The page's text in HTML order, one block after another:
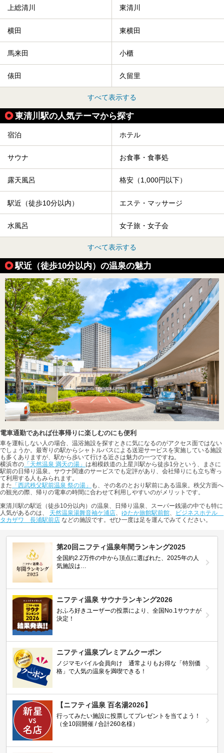
上総清川 東清川
横田 東横田
馬来田 小櫃
俵田 久留里
すべて表示する
東清川駅の人気テーマから探す
宿泊 ホテル
サウナ お食事・食事処
露天風呂 格安（1,000円以下）
駅近（徒歩10分以内） エステ・マッサージ
水風呂 女子旅・女子会
すべて表示する
駅近（徒歩10分以内）の温泉の魅力
電車通勤であれば仕事帰りに楽しむのにも便利
車を運転しない人の場合、温浴施設を探すときに気になるのがアクセス面ではない
でしょうか。最寄りの駅からシャトルバスによる送迎サービスを実施している施設
も多くありますが、駅から歩いて行ける近さは魅力の一つですね。
横浜市の 「天然温泉 満天の湯」 は相模鉄道の上星川駅から徒歩1分という、まさに
駅前の日帰り温泉。サウナ関連のサービスでも定評があり、会社帰りにも立ち寄っ
て利用する人もみられます。
また 「西武秩父駅前温泉 祭の湯」
も、その名のとおり駅前にある温泉。秩父方面へ
の観光の際、帰りの電車の時間に合わせて利用しやすいのがメリットです。
東清川駅の駅近（徒歩10分以内）の温泉、日帰り温泉、スーパー銭湯の中でも特に
人気があるのは、 天然温泉湯舞音袖ケ浦店、 ゆたか旅館駅前館、
ビジネスホテル
タカザワ 長浦駅前店 などの施設です。ぜひ一度は足を運んでみてください。
第20回ニフティ温泉年間ランキング2025
全国約2.2万件の中から頂点に選ばれた、2025年の人
気施設は…
ニフティ温泉 サウナランキング2026
おふろ好きユーザーの投票により、全国No.1サウナが
決定！
ニフティ温泉プレミアムクーポン
ノジマモバイル会員向け 通常よりもお得な「特別価
格」で人気の温泉を満喫できる！
【ニフティ温泉 百名湯2026】
行ってみたい施設に投票してプレゼントを当てよう！
（全10回開催 / 合計260名様）